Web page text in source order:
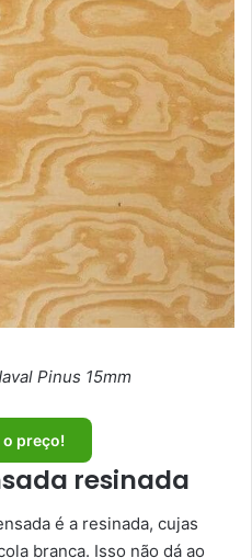
Pinus 15mm
o preço!
resinada
é a resinada, cujas
branca. Isso não dá ao